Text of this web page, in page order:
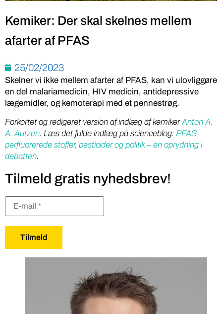
Kemiker: Der skal skelnes mellem
afarter af PFAS
25/02/2023
Skelner vi ikke mellem afarter af PFAS, kan vi ulovliggøre
en del malariamedicin, HIV medicin, antidepressive
lægemidler, og kemoterapi med et pennestrøg.
Forkortet og redigeret version af indlæg af kemikerAnton A.
A. Autzen. Læs det fulde indlæg på scienceblog: PFAS,
perfluorerede stoffer, pesticider og politik – en oprydning i
debatten.
Tilmeld gratis nyhedsbrev!